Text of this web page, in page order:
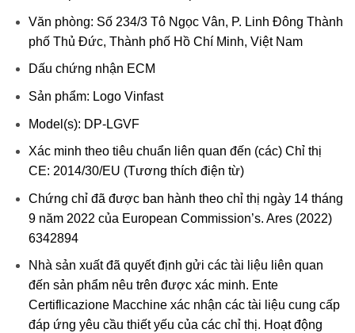
Văn phòng: Số 234/3 Tô Ngọc Vân, P. Linh Đông Thành
phố Thủ Đức, Thành phố Hồ Chí Minh, Việt Nam
Dấu chứng nhận ECM
Sản phẩm: Logo Vinfast
Model(s): DP-LGVF
Xác minh theo tiêu chuẩn liên quan đến (các) Chỉ thị
CE: 2014/30/EU (Tương thích điện từ)
Chứng chỉ đã được ban hành theo chỉ thị ngày 14 tháng
9 năm 2022 của European Commission’s. Ares (2022)
6342894
Nhà sản xuất đã quyết định gửi các tài liệu liên quan
đến sản phẩm nêu trên được xác minh. Ente
Certiflicazione Macchine xác nhận các tài liệu cung cấp
đáp ứng yêu cầu thiết yếu của các chỉ thị. Hoạt động